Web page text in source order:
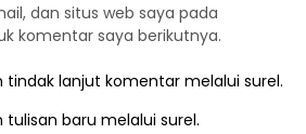
dan situs web saya pada
komentar saya berikutnya.
tindak lanjut komentar melalui surel.
tulisan baru melalui surel.